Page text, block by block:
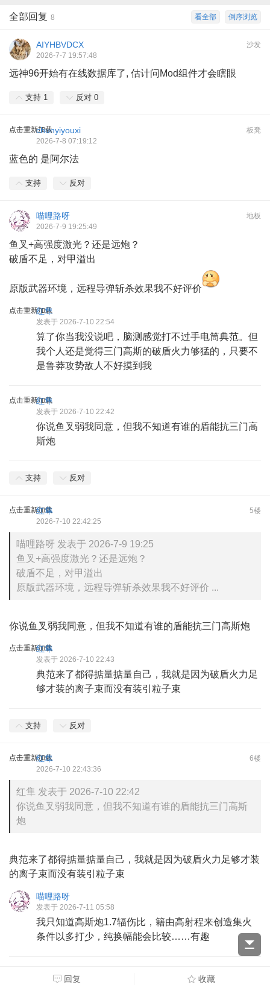
倒序浏览
看全部
全部回复 8
沙发
AIYHBVDCX
2026-7-7 19:57:48
远神96开始有在线数据库了, 估计问Mod组件才会瞎眼
支持 1 反对 0
点击重新加载 板凳
chunyiyouxi
2026-7-8 07:19:12
蓝色的 是阿尔法
支持 反对
地板
喵哩路呀
2026-7-9 19:25:49
鱼叉+高强度激光？还是远炮？
破盾不足，对甲溢出
原版武器环境，远程导弹斩杀效果我不好评价
点击重新加载
红隼
发表于 2026-7-10 22:54
算了你当我没说吧，脑测感觉打不过手电筒典范。但
我个人还是觉得三门高斯的破盾火力够猛的，只要不
是鲁莽攻势敌人不好摸到我
点击重新加载
红隼
发表于 2026-7-10 22:42
你说鱼叉弱我同意，但我不知道有谁的盾能抗三门高
斯炮
支持 反对
点击重新加载 5楼
红隼
2026-7-10 22:42:25
喵哩路呀 发表于 2026-7-9 19:25
鱼叉+高强度激光？还是远炮？
破盾不足，对甲溢出
原版武器环境，远程导弹斩杀效果我不好评价 ...
你说鱼叉弱我同意，但我不知道有谁的盾能抗三门高斯炮
点击重新加载
红隼
发表于 2026-7-10 22:43
典范来了都得掂量掂量自己，我就是因为破盾火力足
够才装的离子束而没有装引粒子束
支持 反对
点击重新加载 6楼
红隼
2026-7-10 22:43:36
红隼 发表于 2026-7-10 22:42
你说鱼叉弱我同意，但我不知道有谁的盾能抗三门高斯
炮
典范来了都得掂量掂量自己，我就是因为破盾火力足够才装
的离子束而没有装引粒子束
喵哩路呀
发表于 2026-7-11 05:58
我只知道高斯炮1.7辐伤比，籍由高射程来创造集火
条件以多打少，纯换幅能会比较……有趣
反对
回复 收藏